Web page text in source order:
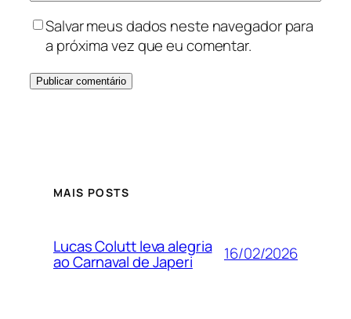
Salvar meus dados neste navegador para
a próxima vez que eu comentar.
MAIS POSTS
Lucas Colutt leva alegria
ao Carnaval de Japeri 16/02/2026